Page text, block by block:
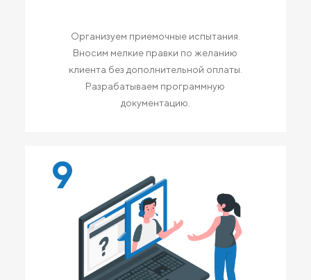
Организуем приемочные испытания.
Вносим мелкие правки по желанию
клиента без дополнительной оплаты.
Разрабатываем программную
документацию.
9